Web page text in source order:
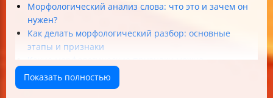
Морфологический анализ слова: что это и зачем он
нужен?
Как делать морфологический разбор: основные
этапы и признаки
определить?
Практическое применение и инструменты
Показать полностью